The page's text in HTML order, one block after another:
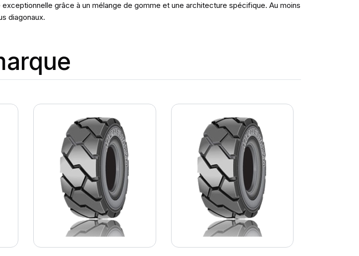
grâce à un mélange de gomme et une architecture spécifique. Au moins
diagonaux.